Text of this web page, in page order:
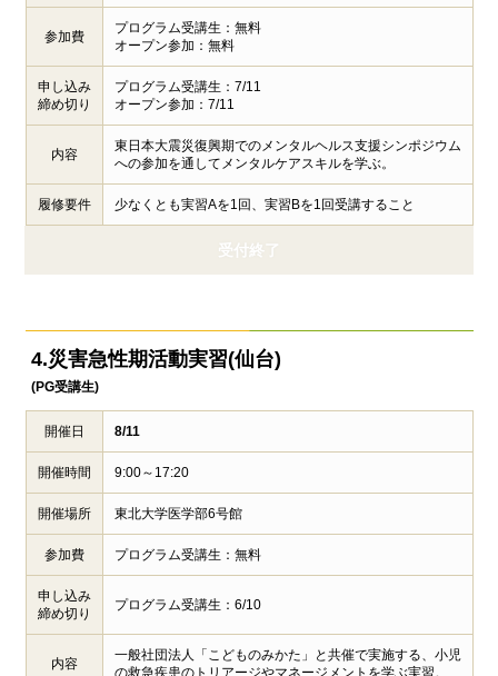
参加費
プログラム受講生：無料
オープン参加：無料
申し込み
締め切り
プログラム受講生：7/11
オープン参加：7/11
内容
東日本大震災復興期でのメンタルヘルス支援シンポジウム
への参加を通してメンタルケアスキルを学ぶ。
履修要件 少なくとも実習Aを1回、実習Bを1回受講すること
受付終了
4.災害急性期活動実習(仙台)
(PG受講生)
開催日 8/11
開催時間 9:00～17:20
開催場所 東北大学医学部6号館
参加費 プログラム受講生：無料
申し込み
締め切り
プログラム受講生：6/10
内容
一般社団法人「こどものみかた」と共催で実施する、小児
の救急疾患のトリアージやマネージメントを学ぶ実習。